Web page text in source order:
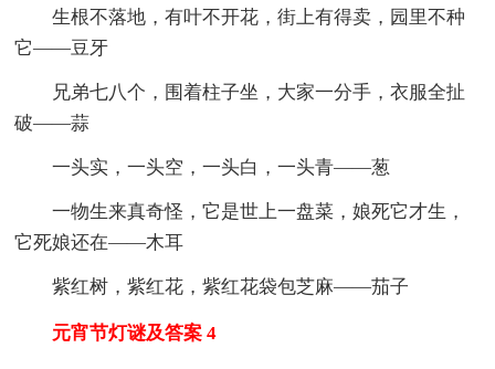
生根不落地，有叶不开花，街上有得卖，园里不种
它——豆牙
兄弟七八个，围着柱子坐，大家一分手，衣服全扯
破——蒜
一头实，一头空，一头白，一头青——葱
一物生来真奇怪，它是世上一盘菜，娘死它才生，
它死娘还在——木耳
紫红树，紫红花，紫红花袋包芝麻——茄子
元宵节灯谜及答案 4